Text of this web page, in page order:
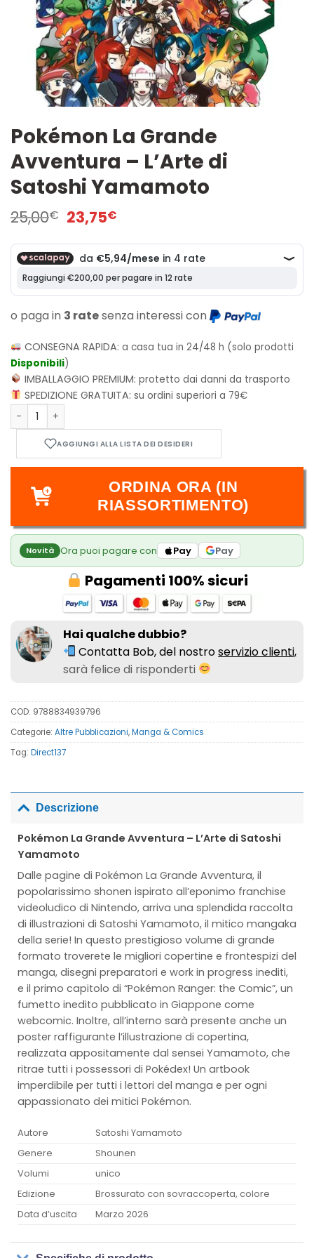
Pokémon La Grande
Avventura – L’Arte di
Satoshi Yamamoto
25,00€ Il
prezzo
originale
era:
25,00€.
23,75€
attuale
è:
23,75€.
o paga in 3 ratesenza interessi con
CONSEGNA RAPIDA:a casa tua in 24/48 h (solo prodotti
Disponibili)
IMBALLAGGIO PREMIUM:protetto dai danni da trasporto
SPEDIZIONE GRATUITA:su ordini superiori a 79€
Pokémon La Grande Avventura - L'Arte di Satoshi
ORDINA ORA (IN
RIASSORTIMENTO)
Novità Ora puoi pagare con Pay Pay
Pagamenti 100% sicuri
Hai qualche dubbio?
Contatta Bob, del nostroservizio clienti,
sarà felice di risponderti
COD: 9788834939796
Categorie: Altre Pubblicazioni,Manga & Comics
Tag: Direct137
Descrizione
Pokémon La Grande Avventura – L’Arte di Satoshi
Yamamoto
Dalle pagine di Pokémon La Grande Avventura, il
popolarissimo shonen ispirato all’eponimo franchise
videoludico di Nintendo, arriva una splendida raccolta
di illustrazioni di Satoshi Yamamoto, il mitico mangaka
della serie! In questo prestigioso volume di grande
formato troverete le migliori copertine e frontespizi del
manga, disegni preparatori e work in progress inediti,
e il primo capitolo di “Pokémon Ranger: the Comic”, un
fumetto inedito pubblicato in Giappone come
webcomic. Inoltre, all’interno sarà presente anche un
poster raffigurante l’illustrazione di copertina,
realizzata appositamente dal sensei Yamamoto, che
ritrae tutti i possessori di Pokédex! Un artbook
imperdibile per tutti i lettori del manga e per ogni
appassionato dei mitici Pokémon.
Autore
Satoshi Yamamoto
Genere
Shounen
Volumi
unico
Edizione
Brossurato con sovraccoperta, colore
Data d’uscita
Marzo 2026